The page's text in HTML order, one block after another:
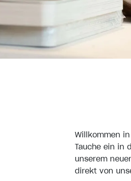
Willkommen
Tauche ein in
unserem
direkt von